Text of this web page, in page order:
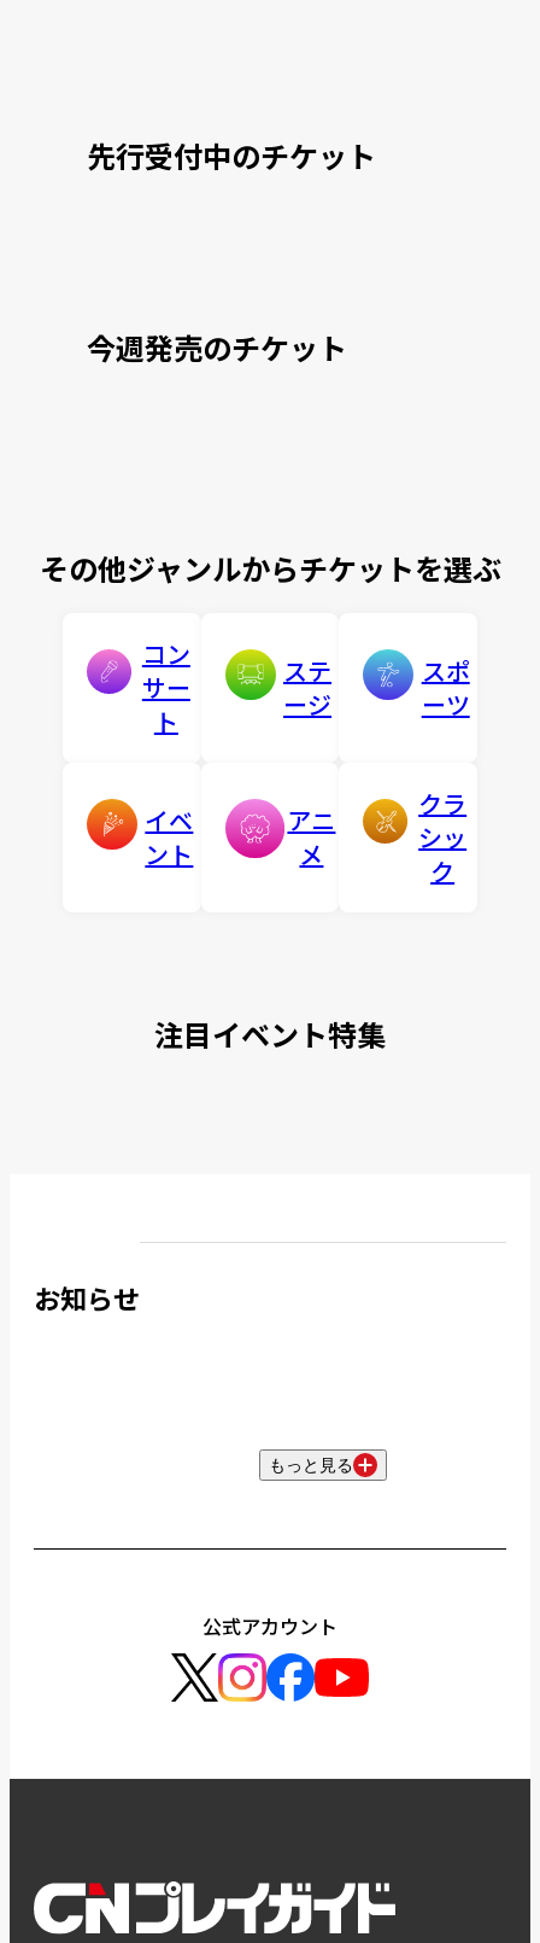
先行受付中のチケット
今週発売のチケット
その他ジャンルからチケットを選ぶ
コン
サー
ト
ステ
ージ
スポ
ーツ
イベ
ント
アニ
メ
クラ
シッ
ク
注目イベント特集
お知らせ
もっと見る
公式アカウント